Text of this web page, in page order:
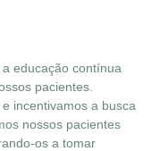
educação contínua
pacientes.
incentivamos a busca
nossos pacientes
os a tomar